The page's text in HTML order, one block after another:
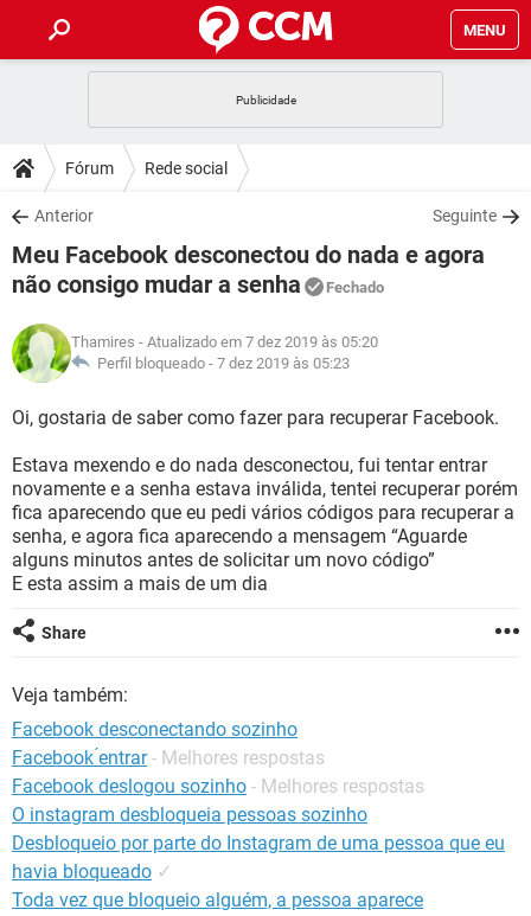
MENU
CELULAR
OUTLOOK
INSTAGRAM GMAIL
GUIA DE COMPRAS
DICAS
JOGOS
OUTLOOK EXCEL
GUIA DE COMPRAS
DOWNLOADS
JOGOS WHATSAPP
CELULAR FACEBOOK
OUTLOOK EXCEL
INSTAGRAM
GUIA DE COMPRAS
FÓRUM
CELULAR FACEBOOK
GLOSSÁRIO
JOGOS
CELULAR FACEBOOK
OUTLOOK EXCEL
INSTAGRAM GMAIL
GUIA DE COMPRAS
Fórum Rede social
Anterior Seguinte
Meu Facebook desconectou do nada e agora
não consigo mudar a senha
Fechado
Thamires - Atualizado em 7 dez 2019 às 05:20
Perfil bloqueado - 7 dez 2019 às 05:23
Oi, gostaria de saber como fazer para recuperar Facebook.
Estava mexendo e do nada desconectou, fui tentar entrar
novamente e a senha estava inválida, tentei recuperar porém
fica aparecendo que eu pedi vários códigos para recuperar a
senha, e agora fica aparecendo a mensagem “Aguarde
alguns minutos antes de solicitar um novo código”
E esta assim a mais de um dia
Share
Veja também:
Facebook desconectando sozinho
Facebook ́entrar - Melhores respostas
Facebook deslogou sozinho - Melhores respostas
O instagram desbloqueia pessoas sozinho
Desbloqueio por parte do Instagram de uma pessoa que eu
havia bloqueado ✓
Toda vez que bloqueio alguém, a pessoa aparece